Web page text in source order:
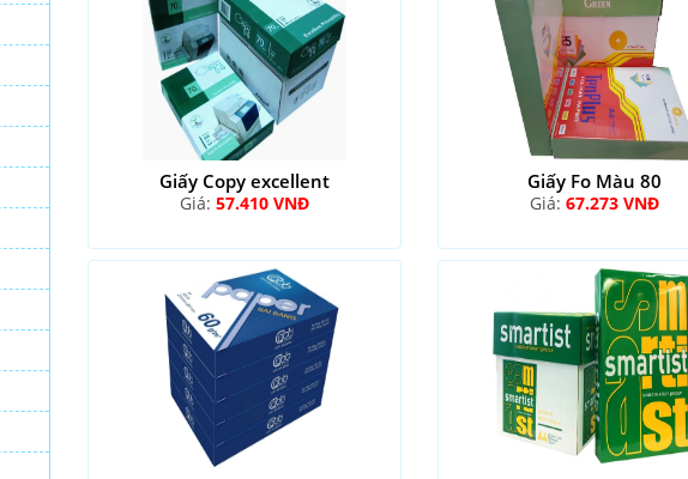
Giấy Copy excellent
Giá: 57.410 VNĐ
Giấy Fo Màu 80
Giá:67.273 VNĐ